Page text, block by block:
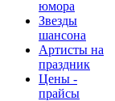
юмора
Звезды
шансона
Артисты на
праздник
Цены -
прайсы